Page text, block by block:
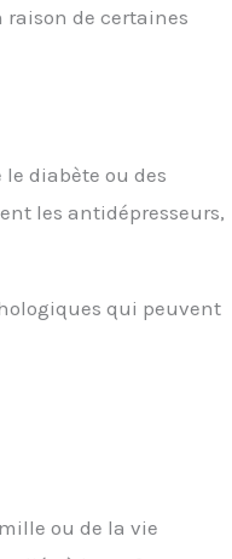
raison de certaines
diabète ou des
les antidépresseurs,
qui peuvent
ou de la vie